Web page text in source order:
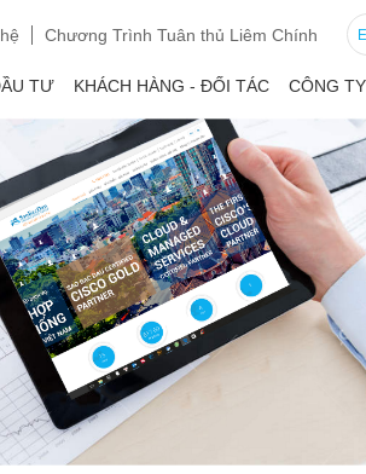
Chương Trình Tuân thủ Liêm Chính
TƯ KHÁCH HÀNG - ĐỐI TÁC CÔNG